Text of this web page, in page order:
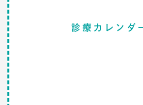
診療カレンダ